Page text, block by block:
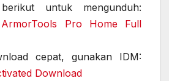
untuk mengunduh:
Pro Home Full
cepat, gunakan IDM:
Download